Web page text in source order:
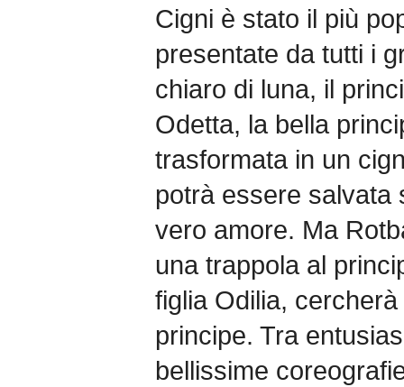
Cigni è stato il più
presentate da tutti i
chiaro di luna, il
Odetta, la bella
trasformata in un
potrà essere salvata
vero amore. Ma
una trappola al
figlia Odilia,
principe. Tra
bellissime